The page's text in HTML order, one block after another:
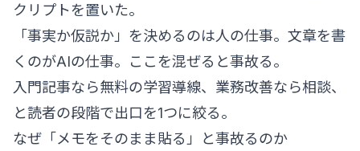
クリプトを置いた。
「事実か仮説か」を決めるのは人の仕事。文章を書
くのがAIの仕事。ここを混ぜると事故る。
入門記事なら無料の学習導線、業務改善なら相談、
と読者の段階で出口を1つに絞る。
なぜ「メモをそのまま貼る」と事故るのか